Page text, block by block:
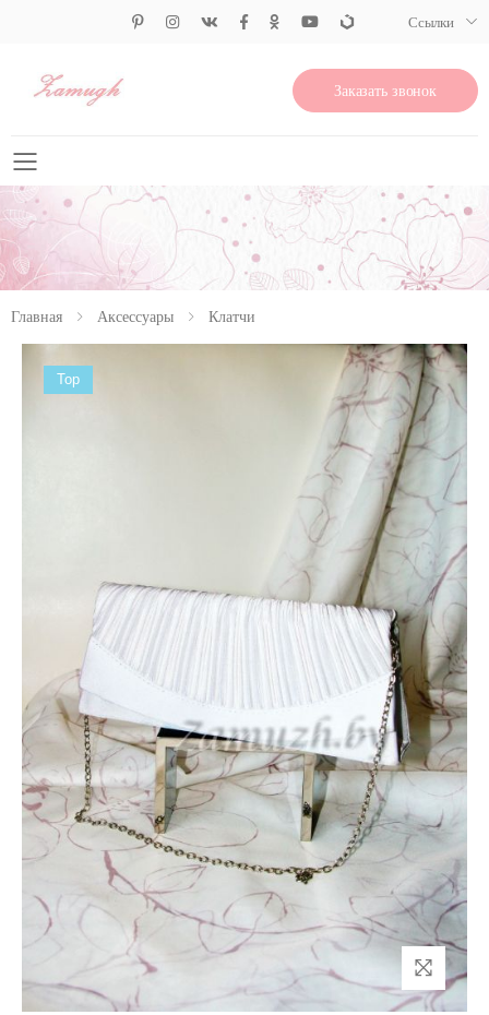
Ссылки
Заказать звонок
Свернуть меню
Главная Аксессуары Клатчи
Top